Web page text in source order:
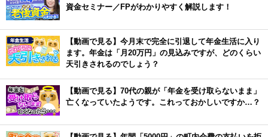
資金セミナー／FPがわかりやすく解説します！
【動画で見る】今月末で完全に引退して年金生活に入り
ます。年金は「月20万円」の見込みですが、どのくらい
天引きされるのでしょう？
【動画で見る】70代の親が「年金を受け取らないまま」
亡くなっていたようです。これっておかしいですか…？